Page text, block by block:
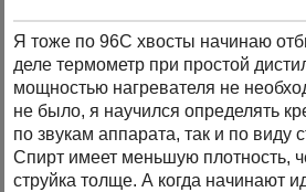
Я тоже по 96С хвосты начинаю
деле термометр при простой
мощностью нагревателя не
не было, я научился определять
по звукам аппарата, так и по виду
Спирт имеет меньшую плотность,
струйка толще. А когда начинают